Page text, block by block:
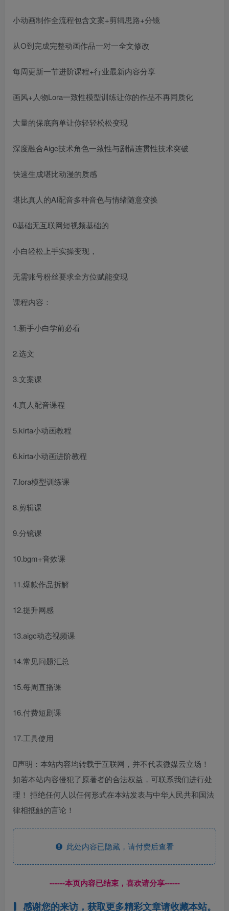
小动画制作全流程包含文案+剪辑思路+分镜
从O到完成完整动画作品一对一全文修改
每周更新一节进阶课程+行业最新内容分享
画风+人物Lora一致性模型训练让你的作品不再同质化
大量的保底商单让你轻轻松松变现
深度融合Aigc技术角色一致性与剧情连贯性技术突破
快速生成堪比动漫的质感
堪比真人的AI配音多种音色与情绪随意变换
0基础无互联网短视频基础的
小白轻松上手实操变现，
无需账号粉丝要求全方位赋能变现
课程内容：
1.新手小白学前必看
2.选文
3.文案课
4.真人配音课程
5.kirta小动画教程
6.kirta小动画进阶教程
7.lora模型训练课
8.剪辑课
9.分镜课
10.bgm+音效课
11.爆款作品拆解
12.提升网感
13.aigc动态视频课
14.常见问题汇总
15.每周直播课
16.付费短剧课
17.工具使用
声明：本站内容均转载于互联网，并不代表微媒云立场！
如若本站内容侵犯了原著者的合法权益，可联系我们进行处
理！ 拒绝任何人以任何形式在本站发表与中华人民共和国法
律相抵触的言论！
此处内容已隐藏，请付费后查看
------本页内容已结束，喜欢请分享------
感谢您的来访，获取更多精彩文章请收藏本站。